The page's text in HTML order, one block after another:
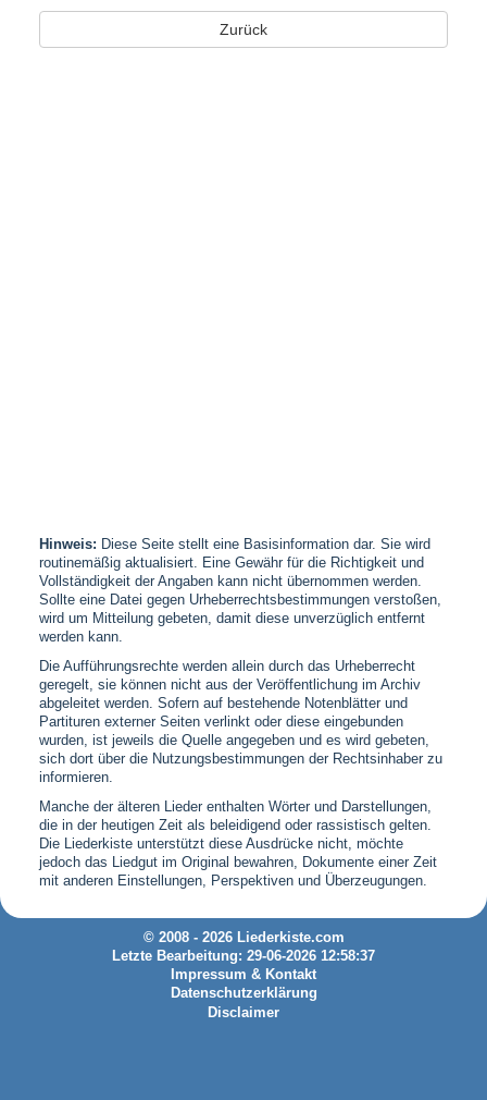
Zurück
Hinweis: Diese Seite stellt eine Basisinformation dar. Sie wird
routinemäßig aktualisiert. Eine Gewähr für die Richtigkeit und
Vollständigkeit der Angaben kann nicht übernommen werden.
Sollte eine Datei gegen Urheberrechtsbestimmungen verstoßen,
wird um Mitteilung gebeten, damit diese unverzüglich entfernt
werden kann.
Die Aufführungsrechte werden allein durch das Urheberrecht
geregelt, sie können nicht aus der Veröffentlichung im Archiv
abgeleitet werden. Sofern auf bestehende Notenblätter und
Partituren externer Seiten verlinkt oder diese eingebunden
wurden, ist jeweils die Quelle angegeben und es wird gebeten,
sich dort über die Nutzungsbestimmungen der Rechtsinhaber zu
informieren.
Manche der älteren Lieder enthalten Wörter und Darstellungen,
die in der heutigen Zeit als beleidigend oder rassistisch gelten.
Die Liederkiste unterstützt diese Ausdrücke nicht, möchte
jedoch das Liedgut im Original bewahren, Dokumente einer Zeit
mit anderen Einstellungen, Perspektiven und Überzeugungen.
© 2008 - 2026 Liederkiste.com
Letzte Bearbeitung: 29-06-2026 12:58:37
Impressum & Kontakt
Datenschutzerklärung
Disclaimer